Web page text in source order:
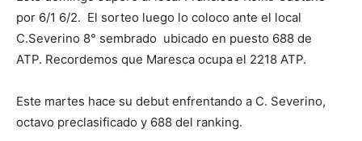
por 6/1 6/2. El sorteo luego lo coloco ante el local
C.Severino 8° sembrado ubicado en puesto 688 de
ATP. Recordemos que Maresca ocupa el 2218 ATP.
Este martes hace su debut enfrentando a C. Severino,
octavo preclasificado y 688 del ranking.